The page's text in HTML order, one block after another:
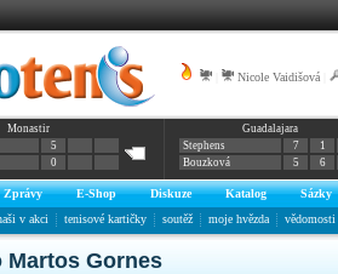
Nicole Vaidišová
Monastir
5
0
Guadalajara
Stephens
7 1
Bouzková
5 6
Zprávy E-Shop Diskuze Katalog Sázky
v akci tenisové kartičky soutěž moje hvězda vědomosti
Martos Gornes